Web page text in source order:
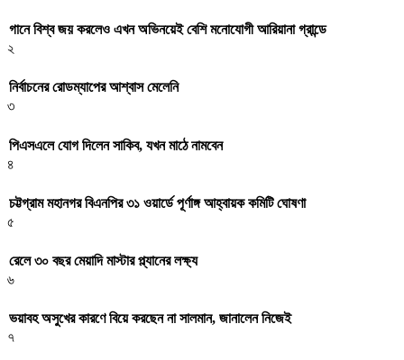
গানে বিশ্ব জয় করলেও এখন অভিনয়েই বেশি মনোযোগী আরিয়ানা গ্রান্ডে
২
নির্বাচনের রোডম্যাপের আশ্বাস মেলেনি
৩
পিএসএলে যোগ দিলেন সাকিব, যখন মাঠে নামবেন
৪
চট্টগ্রাম মহানগর বিএনপির ৩১ ওয়ার্ডে পূর্ণাঙ্গ আহ্বায়ক কমিটি ঘোষণা
৫
রেলে ৩০ বছর মেয়াদি মাস্টার প্ল্যানের লক্ষ্য
৬
ভয়াবহ অসুখের কারণে বিয়ে করছেন না সালমান, জানালেন নিজেই
৭